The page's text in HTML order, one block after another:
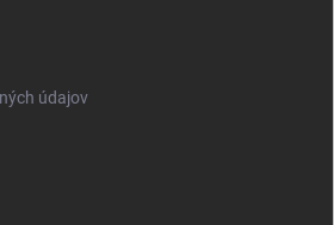
údajov